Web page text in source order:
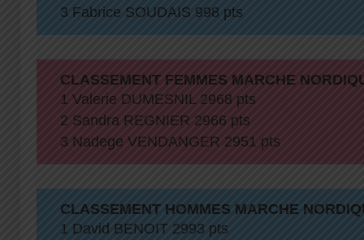
3 Fabrice SOUDAIS 998 pts
CLASSEMENT FEMMES MARCHE
1 Valerie DUMESNIL 2968 pts
2 Sandra REGNIER 2966 pts
3 Nadege VENDANGER 2951 pts
CLASSEMENT HOMMES MARCHE
1 David BENOIT 2993 pts